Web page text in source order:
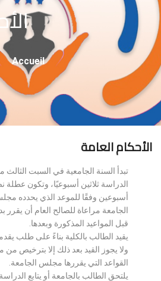
Fil
D'Ariane
Accueil
الأحكام العامة
تبدأ السنة الجامعية في السبت الثالث
الدراسة ثلاثين أسبوعيًا، وتكون
أسبوعين وفقًا للموعد الذي يحدده
الجامعة مراعاة للصالح العام أن يقرر
قبل المواعيد المذكورة وبعدها.
يقيد الطالب بالكلية بناءً على طلب
ولا يجوز القيد بعد ذلك إلا بترخيص
القواعد التي يقررها مجلس الجامعة.
يلتحق الطالب بالجامعة أو يتابع